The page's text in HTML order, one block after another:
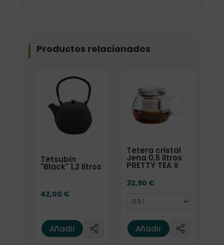
Productos relacionados
Tetsubin
"Black" 1,2 litros
42,00 €
Añadir
Tetera cristal
Jena 0,5 litros
PRETTY TEA II
32,90 €
Añadir